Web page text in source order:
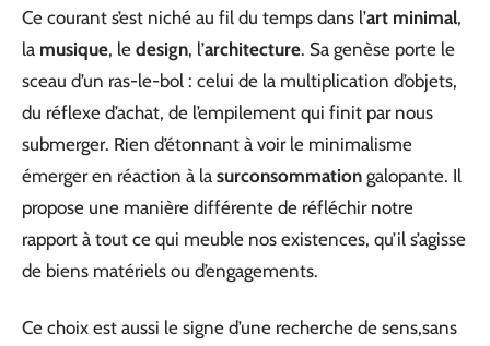
Ce courant s’est niché au fil du temps dans l’art minimal,
la musique, le design, l’architecture. Sa genèse porte le
sceau d’un ras-le-bol : celui de la multiplication d’objets,
du réflexe d’achat, de l’empilement qui finit par nous
submerger. Rien d’étonnant à voir le minimalisme
émerger en réaction à la surconsommation galopante. Il
propose une manière différente de réfléchir notre
rapport à tout ce qui meuble nos existences, qu’il s’agisse
de biens matériels ou d’engagements.
Ce choix est aussi le signe d’une recherche de sens,sans